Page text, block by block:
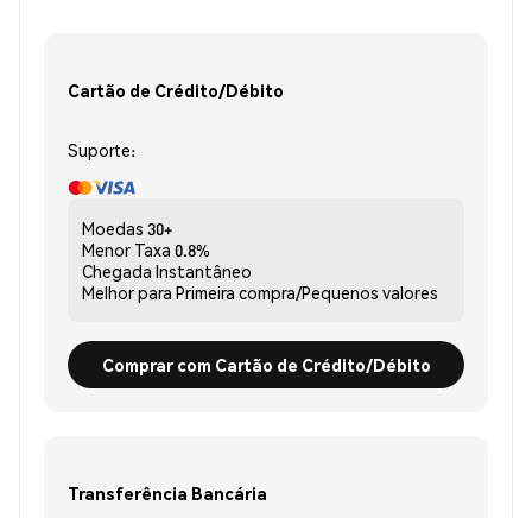
Cartão de Crédito/Débito
Suporte:
Moedas 30+
Menor Taxa 0.8%
Chegada Instantâneo
Melhor para Primeira compra/Pequenos valores
Comprar com Cartão de Crédito/Débito
Transferência Bancária